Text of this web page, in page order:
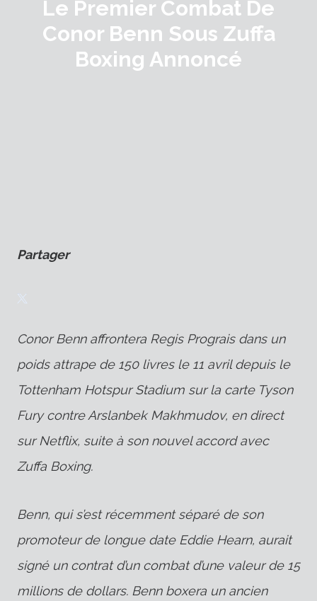
Le Premier Combat De
Conor Benn Sous Zuffa
Boxing Annoncé
Partager
Conor Benn affrontera Regis Prograis dans un
poids attrape de 150 livres le 11 avril depuis le
Tottenham Hotspur Stadium sur la carte Tyson
Fury contre Arslanbek Makhmudov, en direct
sur Netflix, suite à son nouvel accord avec
Zuffa Boxing.
Benn, qui s’est récemment séparé de son
promoteur de longue date Eddie Hearn, aurait
signé un contrat d’un combat d’une valeur de 15
millions de dollars. Benn boxera un ancien